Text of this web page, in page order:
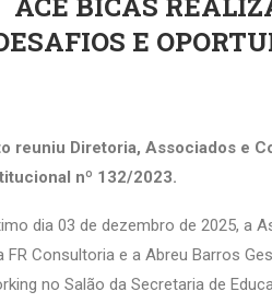
E
reuniu Diretoria, Associados e
nº 132/2023.
dia 03 de dezembro de 2025, a
FR Consultoria e a Abreu Barros
no Salão da Secretaria de